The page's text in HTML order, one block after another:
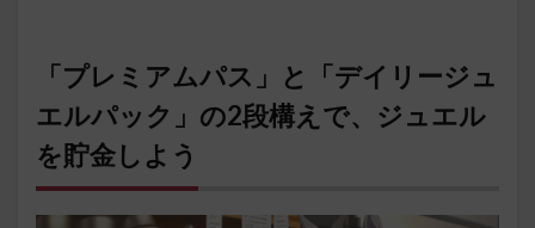
「プレミアムパス」と「デイリージュ
エルパック」の2段構えで、ジュエル
を貯金しよう